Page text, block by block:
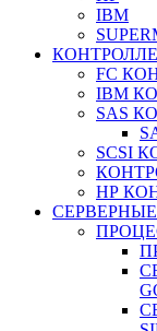
IBM
FC
IBM
SAS
SCSI
НР